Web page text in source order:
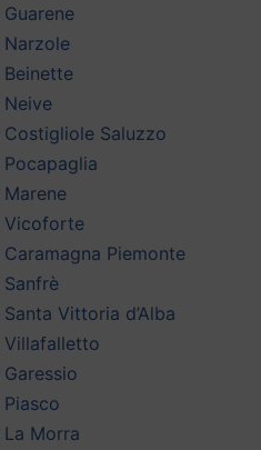
Saluzzo
Vicoforte
Piemonte
Vittoria d’Alba
Villafalletto
Morra